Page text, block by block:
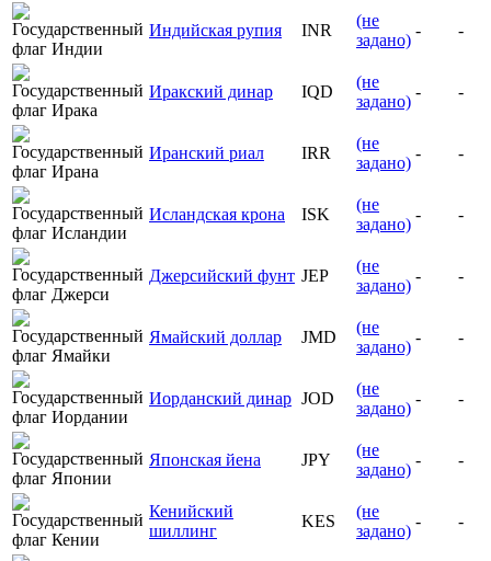
Индийская рупия INR
(не
задано)
- -
Иракский динар IQD
(не
задано)
- -
Иранский риал IRR
(не
задано)
- -
Исландская крона ISK
(не
задано)
- -
Джерсийский фунт JEP
(не
задано)
- -
Ямайский доллар JMD
(не
задано)
- -
Иорданский динар JOD
(не
задано)
- -
Японская йена JPY
(не
задано)
- -
Кенийский
шиллинг
KES
(не
задано)
- -